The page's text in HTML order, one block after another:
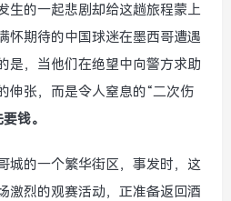
生的一起悲剧却给这趟旅程蒙上
怀期待的中国球迷在墨西哥遭遇
是，当他们在绝望中向警方求助
伸张，而是令人窒息的“二次伤
钱。
城的一个繁华街区，事发时，这
激烈的观赛活动，正准备返回酒